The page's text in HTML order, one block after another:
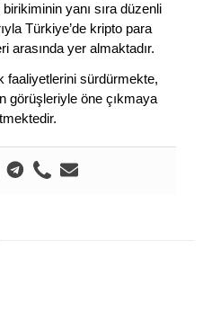
yanı sıra düzenli
Türkiye’de kripto para
arasında yer almaktadır.
faaliyetlerini sürdürmekte,
görüşleriyle öne çıkmaya